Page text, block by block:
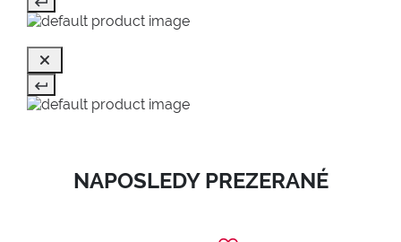
NAPOSLEDY PREZERANÉ